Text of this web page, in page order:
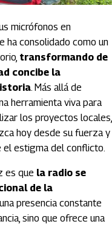
micrófonos en
ha consolidado como un
transformando de
concibe la
. Más allá de
herramienta viva para
los proyectos locales,
hoy desde su fuerza y
el estigma del conflicto.
es que la radio se
de la
presencia constante
sino que ofrece una